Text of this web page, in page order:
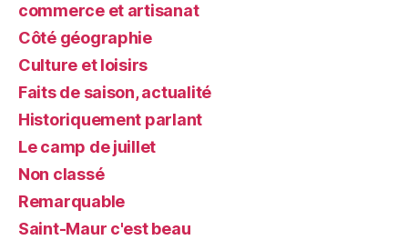
commerce et artisanat
Côté géographie
Culture et loisirs
Faits de saison, actualité
Historiquement parlant
Le camp de juillet
Non classé
Remarquable
Saint-Maur c'est beau